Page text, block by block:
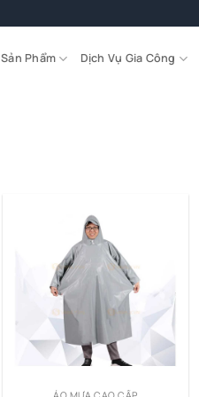
Sản Phẩm Dịch Vụ Gia Công